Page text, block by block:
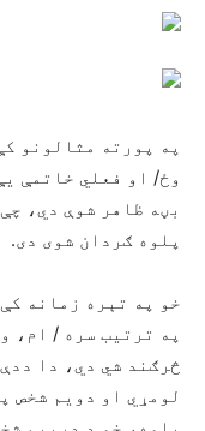
په پورته مثالونو
وځ/ او فعلي خاتمې
بڼه ظاهر شوې دي،
پلوه ګردان شوی دی.
خو په تېره زمانه
څرګند شي دي، دا
لومړي او دویم شخص